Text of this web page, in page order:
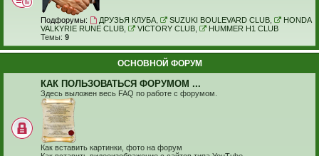
Подфорумы: ДРУЗЬЯ КЛУБА, SUZUKI BOULEVARD CLUB,
HONDA
VALKYRIE RUNE CLUB
VICTORY CLUB,
HUMMER H1 CLUB
Темы: 9
ОСНОВНОЙ ФОРУМ
КАК ПОЛЬЗОВАТЬСЯ ФОРУМОМ ...
Здесь выложен весь FAQ по работе с форумом.
Как вставить картинки, фото на форум